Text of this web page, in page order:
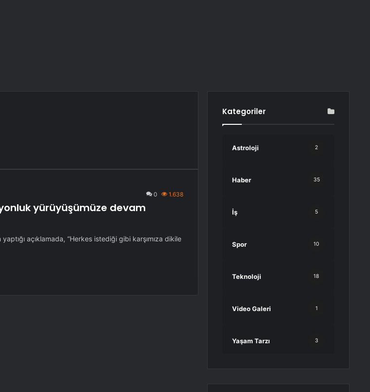
0 1.638
yürüyüşümüze devam
açıklamada, “Herkes istediği gibi karşımıza dikile
Kategoriler
Astroloji 2
Haber 35
İş 5
Spor 10
Teknoloji 18
Video Galeri 1
Yaşam Tarzı 3